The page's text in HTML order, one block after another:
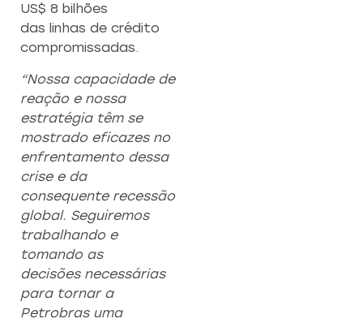
US$ 8 bilhões
das linhas de crédito
compromissadas.
“Nossa capacidade de
reação e nossa
estratégia têm se
mostrado eficazes no
enfrentamento dessa
crise e da
consequente recessão
global. Seguiremos
trabalhando e
tomando as
decisões necessárias
para tornar a
Petrobras uma